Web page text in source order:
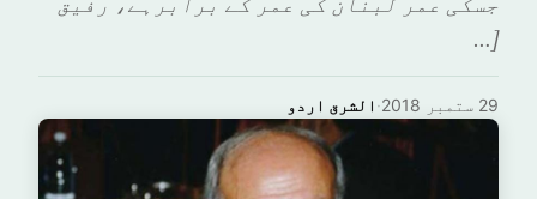
جسکی عمر لبنان کی عمر کے برابرہے، رفیق
[…
الشرق اردو · 29 ستمبر 2018